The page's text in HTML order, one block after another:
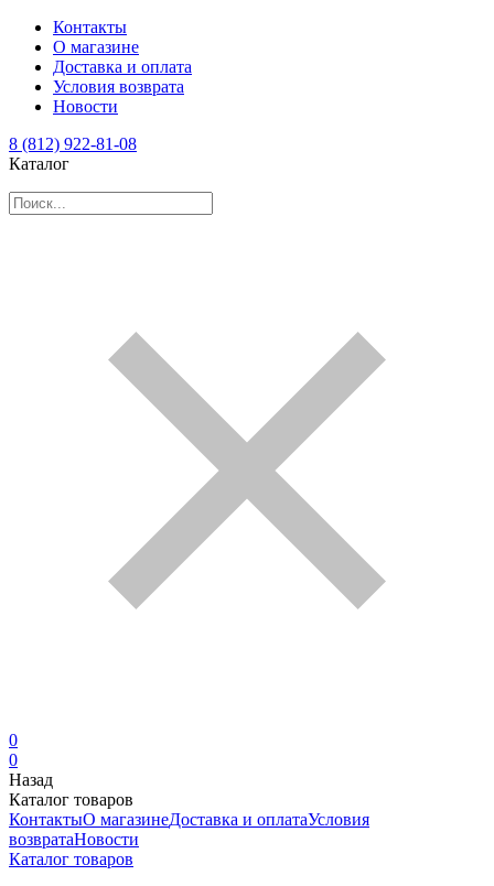
Контакты
О магазине
Доставка и оплата
Условия возврата
Новости
8 (812) 922-81-08
Каталог
0
0
Назад
Каталог товаров
КонтактыО магазинеДоставка и оплатаУсловия
возвратаНовости
Каталог товаров